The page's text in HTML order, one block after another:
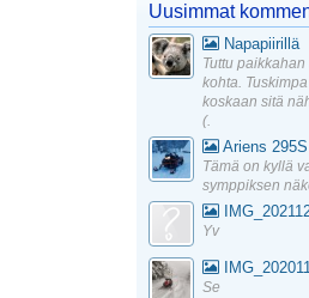
Uusimmat
Napapiirillä
Tuttu
kohta.
koskaan sitä
(.
Ariens 295S
Tämä on kyllä
symppiksen
Yv
Se